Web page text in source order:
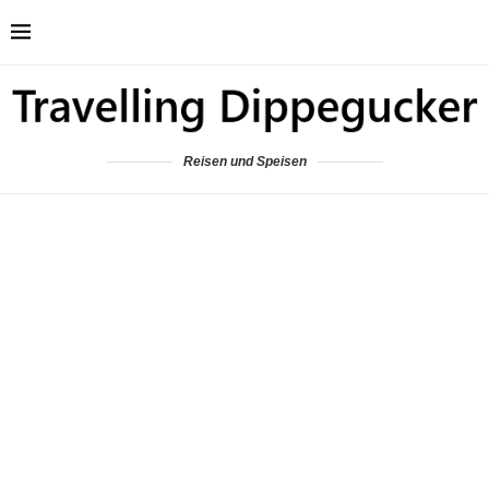
Reisen und Speisen